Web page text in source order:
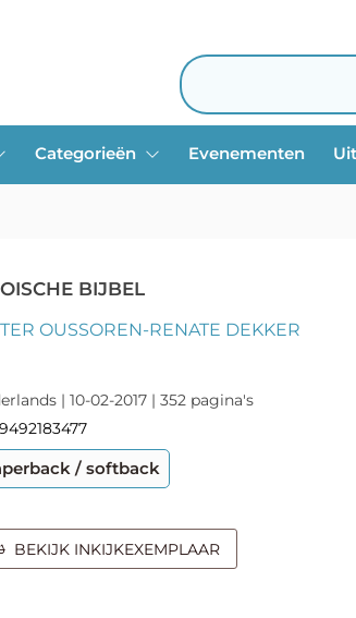
Categorieën Evenementen
BIJBEL
OUSSOREN-RENATE DEKKER
| 10-02-2017 | 352 pagina's
/ softback
BEKIJK INKIJKEXEMPLAAR